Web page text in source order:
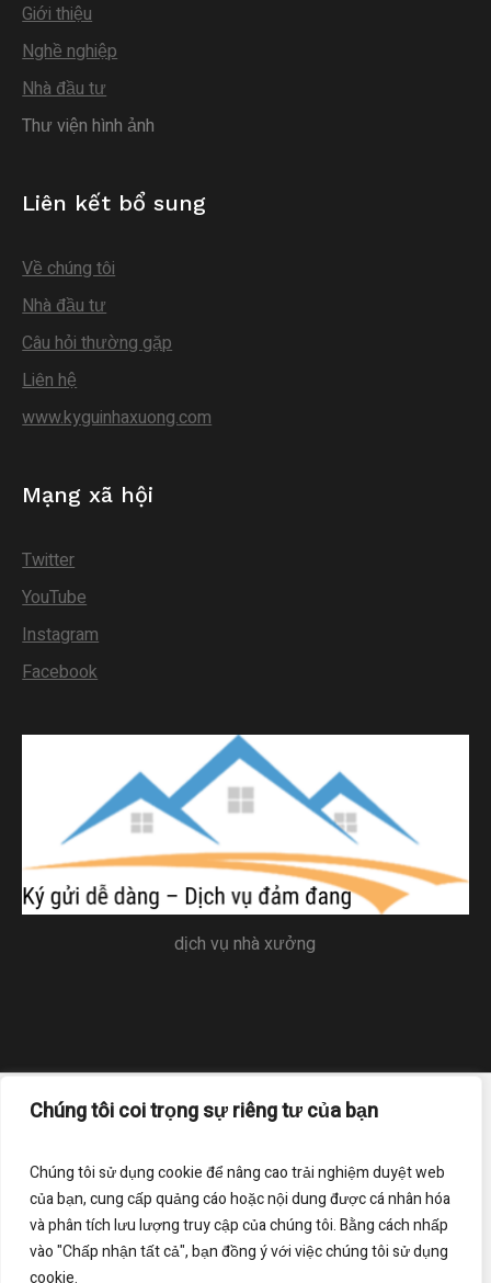
Chúng tôi coi trọng sự riêng tư của bạn
Chúng tôi sử dụng cookie để nâng cao trải nghiệm duyệt web
của bạn, cung cấp quảng cáo hoặc nội dung được cá nhân hóa
và phân tích lưu lượng truy cập của chúng tôi. Bằng cách nhấp
vào "Chấp nhận tất cả", bạn đồng ý với việc chúng tôi sử dụng
cookie.
Giới thiệu
Nghề nghiệp
Nhà đầu tư
Thư viện hình ảnh
Liên kết bổ sung
Về chúng tôi
Nhà đầu tư
Câu hỏi thường gặp
Liên hệ
www.kyguinhaxuong.com
Mạng xã hội
Twitter
YouTube
Instagram
Facebook
dịch vụ nhà xưởng
Trang chủ Liên hệ
Điều khoản sử dụng
Đăng ký nhận bản tin của chúng tôi